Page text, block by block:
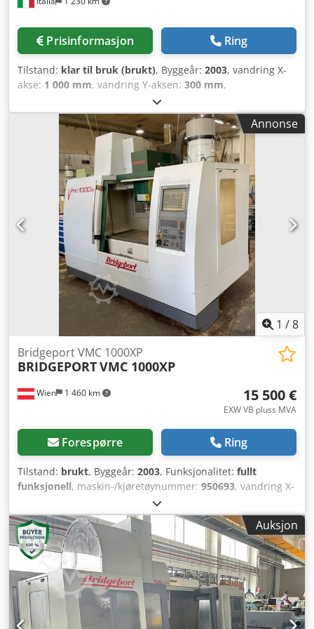
rapidhastighet Z 30 000 mm/min; matehastighet 1–12 000
±0,005 mm; repeterbarhet ±0,002 mm • Kjølemiddelanlegg:
tankkapasitet 450 l; pumpekapasitet 70 / 140 l/min •
sikring 63 A; tilkoblingseffekt ca. 20 kVA • Pneumatikk:
trykkluft 6 bar; forbruk ca. 80 l/min • Maskinstørrelse/vekt:
dimensjoner 2830 x 2360 mm; vekt inkl. spontransportør
ca. 4700 kg • Spindeldriftstid: 10 631 t Tilleggsutstyr •
Spontransportør (inkludert) Tekniske spesifikasjoner Kone
Prisinformasjon Ring
Tilstand: klar til bruk (brukt), Byggeår: 2003, vandring X-
akse: 1 000 mm, vandring Y-aksen: 300 mm,
500 mm
HEIDENHAIN, kontrollermodell:530, spindelhastighet
10 000 o/min, antall plasser i verktøymagasinet:
, antall aksler:
, Dette 4-akse bearbeidingssenteret
«Bridgeport VMC 1000» ble produsert i 2003. Maskinen har
vandring på 1.000 mm i X-aksen, 300 mm i Y-aksen og 500
mm i Z-aksen. Den er utstyrt med HEIDENHAIN 530-styring,
BT40 spindelholder og et magasin med kapasitet til 30
verktøy. Hvis du er ute etter høyverdige
bearbeidingsmuligheter, bør du vurdere det vertikale
bearbeidingssenteret Bridgeport VMC 1000 som vi tilbyr
for salg. Kontakt oss for mer informasjon. Tilleggsutstyr •
Spontransportør Dcodozfqacjpfx Ah Ijk Tekniske
spesifikasjoner Konesystem BT 40
Annonse
1 /8
Wien 1 460 km
Bridgeport VMC 1000XP
BRIDGEPORTVMC 1000XP
15 500 €
EXW VB pluss MVA
Forespørre Ring
Tilstand: brukt, Byggeår: 2003, Funksjonalitet: fullt
funksjonell, maskin-/kjøretøynummer: 950693, vandring X-
, vandring Y-aksen:
bevegelsesavstand Z-akse:600 mm, hurtigmating X-akse:
43 m/min, hurtig tverrslag Y-akse: 43 m/min, hurtigmating
Z-akse:30 m/min, nominell (tilsynelatende) effekt:20 kVA,
kontrollerprodusent:
Heidenhain, kontrollermodell:iTNC
530, emnevekt (maks.): 900 kg , total høyde:2 682 mm
, total
lengde:2 340 mm, total bredde:2 830 mm, bordbredde:
580 mm
, bordlengde: 1 150 mm , bordbelastning:900 kg,
rotasjonshastighet (maks.): 12 000 o/min , totalvekt:
4 400
Auksjon